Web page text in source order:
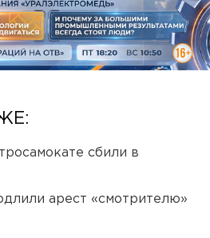
сбили в
арест «смотрителю»